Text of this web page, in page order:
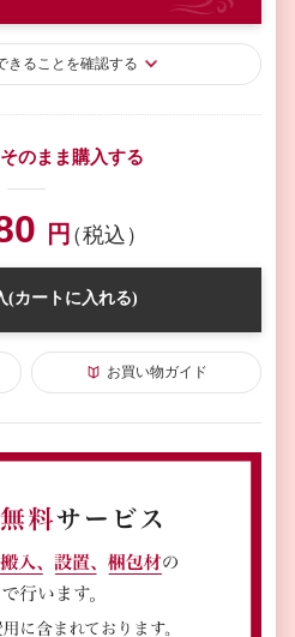
きることを確認する
そのまま購入する
円（税込）
(カートに入れる)
お買い物ガイド